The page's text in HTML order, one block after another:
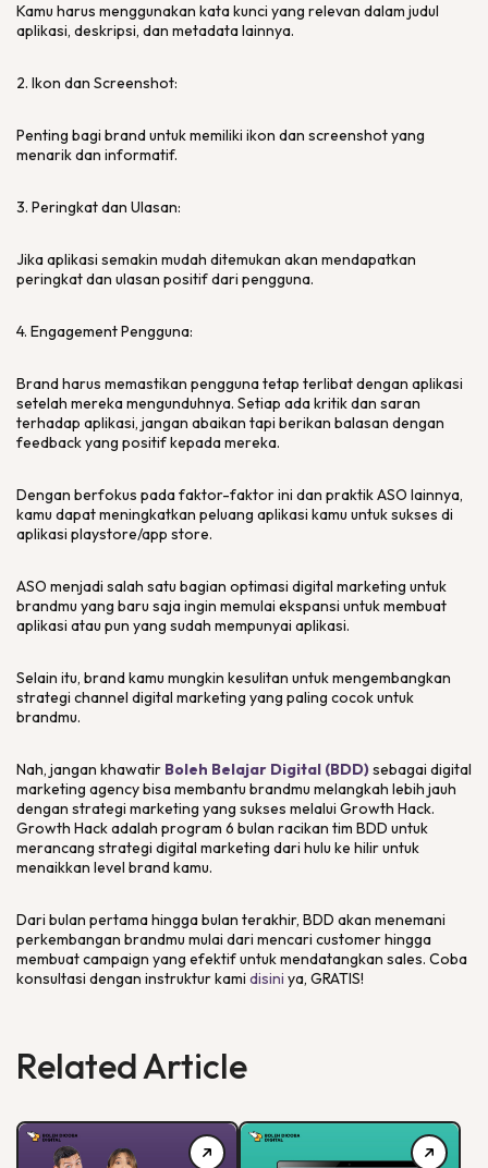
Kamu harus menggunakan kata kunci yang relevan dalam judul
aplikasi, deskripsi, dan metadata lainnya.
2. Ikon dan Screenshot:
Penting bagi brand untuk memiliki ikon dan screenshot yang
menarik dan informatif.
3. Peringkat dan Ulasan:
Jika aplikasi semakin mudah ditemukan akan mendapatkan
peringkat dan ulasan positif dari pengguna.
4. EngagementPengguna:
Brand harus memastikan pengguna tetap terlibat dengan aplikasi
setelah mereka mengunduhnya. Setiap ada kritik dan saran
terhadap aplikasi, jangan abaikan tapi berikan balasan dengan
feedbackyang positif kepada mereka.
Dengan berfokus pada faktor-faktor ini dan praktik ASO lainnya,
kamu dapat meningkatkan peluang aplikasi kamu untuk sukses di
aplikasi playstore/app store.
ASO menjadi salah satu bagian optimasi digital marketing untuk
brandmu yang baru saja ingin memulai ekspansi untuk membuat
aplikasi atau pun yang sudah mempunyai aplikasi.
Selain itu, brand kamu mungkin kesulitan untuk mengembangkan
strategi channel digital marketing yang paling cocok untuk
brandmu.
Nah, jangan khawatir Boleh Belajar Digital (BDD)sebagai digital
marketing agency bisa membantu brandmu melangkah lebih jauh
dengan strategi marketing yang sukses melalui Growth Hack.
Growth Hack adalah program 6 bulan racikan tim BDD untuk
merancang strategi digital marketing dari hulu ke hilir untuk
menaikkan level brand kamu.
Dari bulan pertama hingga bulan terakhir, BDD akan menemani
perkembangan brandmu mulai dari mencari customer hingga
membuat campaign yang efektif untuk mendatangkan sales. Coba
konsultasi dengan instruktur kami disini ya, GRATIS!
Related Article